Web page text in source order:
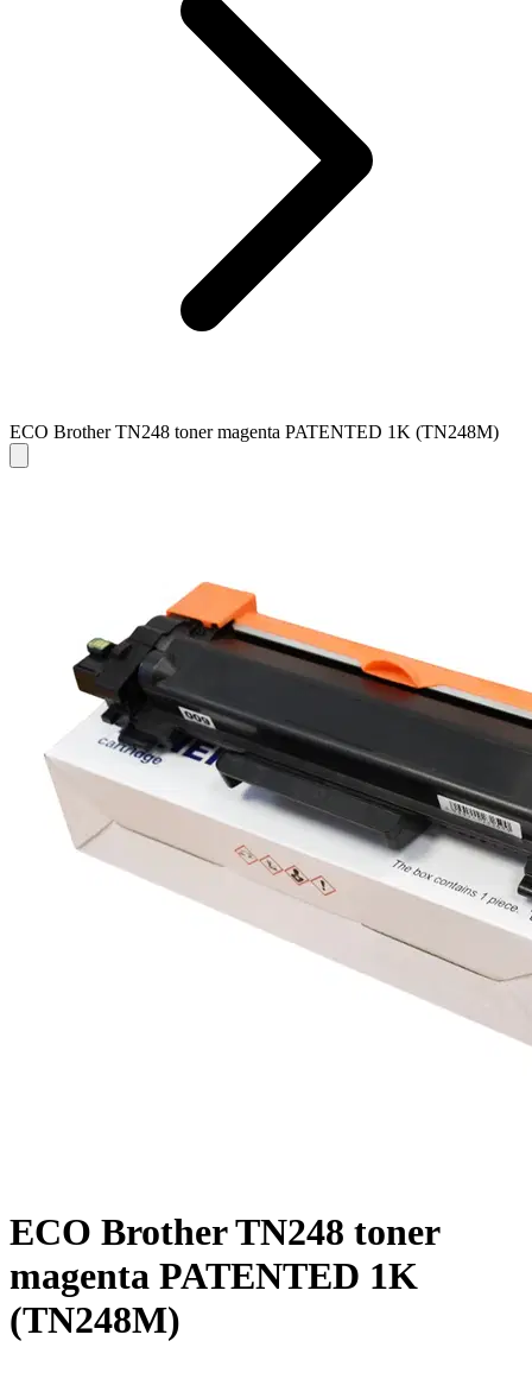
ECO Brother TN248 toner magenta PATENTED 1K (TN248M)
ECO Brother TN248 toner
magenta PATENTED 1K
(TN248M)